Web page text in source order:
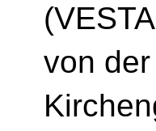
von